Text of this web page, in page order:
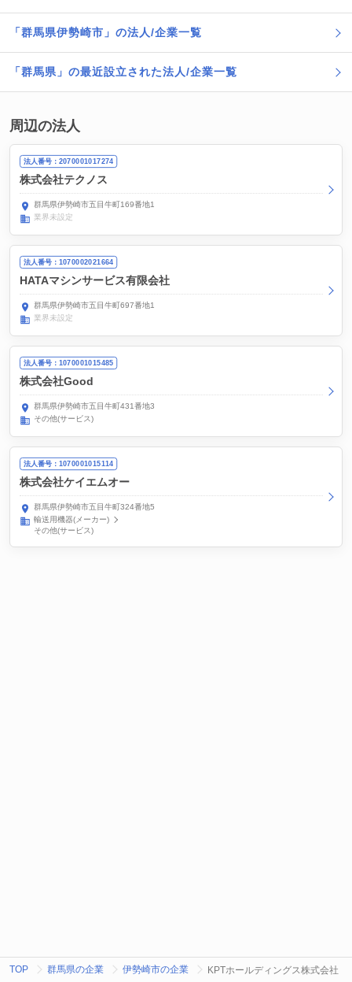
「群馬県伊勢崎市」の法人/企業一覧
「群馬県」の最近設立された法人/企業一覧
周辺の法人
法人番号：2070001017274
株式会社テクノス
群馬県伊勢崎市五目牛町169番地1
業界未設定
法人番号：1070002021664
HATAマシンサービス有限会社
群馬県伊勢崎市五目牛町697番地1
業界未設定
法人番号：1070001015485
株式会社Good
群馬県伊勢崎市五目牛町431番地3
その他(サービス)
法人番号：1070001015114
株式会社ケイエムオー
群馬県伊勢崎市五目牛町324番地5
輸送用機器(メーカー)
その他(サービス)
TOP 群馬県の企業 伊勢崎市の企業 KPTホールディングス株式会社